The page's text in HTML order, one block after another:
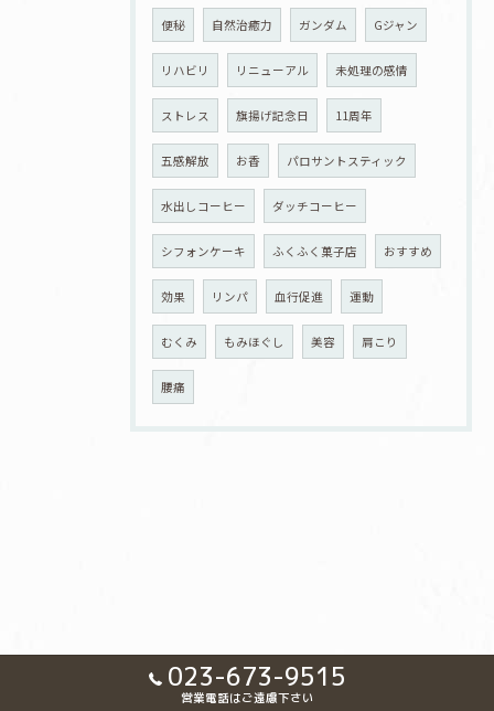
便秘 自然治癒力 ガンダム Gジャン
リハビリ リニューアル 未処理の感情
ストレス 旗揚げ記念日 11周年
五感解放 お香 パロサントスティック
水出しコーヒー ダッチコーヒー
シフォンケーキ ふくふく菓子店 おすすめ
効果 リンパ 血行促進 運動
むくみ もみほぐし 美容 肩こり
腰痛
023-673-9515
営業電話はご遠慮下さい